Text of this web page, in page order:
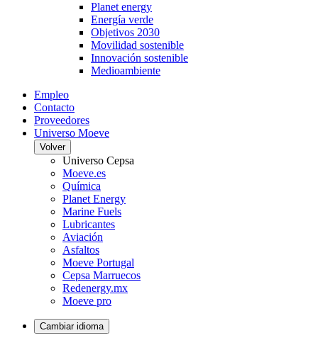
Planet energy
Energía verde
Objetivos 2030
Movilidad sostenible
Innovación sostenible
Medioambiente
Empleo
Contacto
Proveedores
Universo Moeve
Volver
Universo Cepsa
Moeve.es
Química
Planet Energy
Marine Fuels
Lubricantes
Aviación
Asfaltos
Moeve Portugal
Cepsa Marruecos
Redenergy.mx
Moeve pro
Cambiar idioma